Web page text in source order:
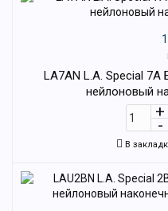
LA7AN L.A. Special 7A
нейлоновый
В